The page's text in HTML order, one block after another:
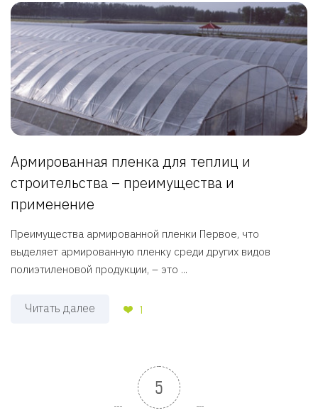
Армированная пленка для теплиц и
строительства – преимущества и
применение
Преимущества армированной пленки Первое, что
выделяет армированную пленку среди других видов
полиэтиленовой продукции, – это ...
Читать далее 1
5